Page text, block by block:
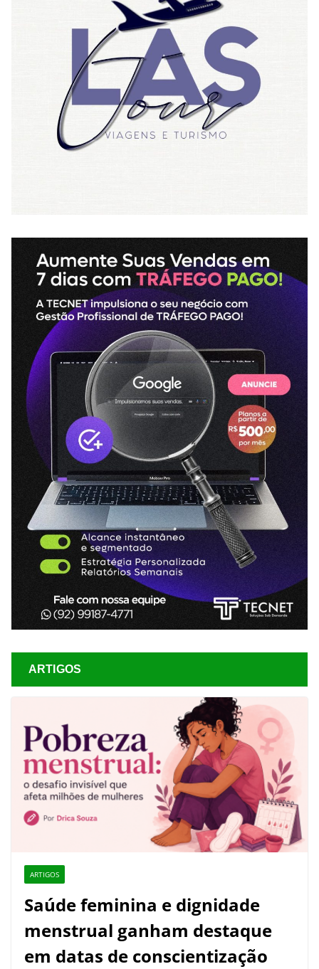
ARTIGOS
ARTIGOS
Saúde feminina e dignidade
menstrual ganham destaque
em datas de conscientização